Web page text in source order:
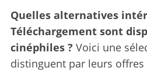
Quelles alternatives
Téléchargement sont
cinéphiles ? Voici une
distinguent par leurs